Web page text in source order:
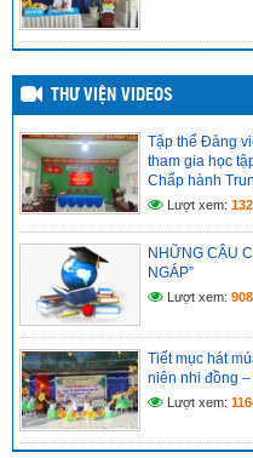
THƯ VIỆN VIDEOS
Tập thể Đảng
tham gia học
Chấp hành
Lượt xem: 132
NHỮNG CÂU
NGÁP”
Lượt xem: 908
Tiết mục hát
niên nhi đồng
Lượt xem: